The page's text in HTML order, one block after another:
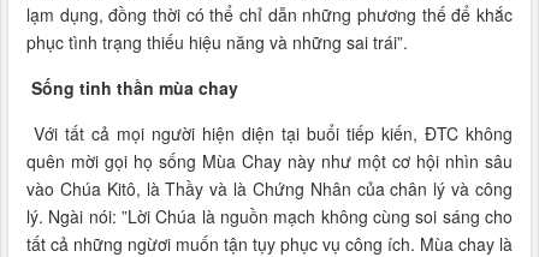
lạm dụng, đồng thời có thể chỉ dẫn những phương thế để khắc
phục tình trạng thiếu hiệu năng và những sai trái”.
Sống tinh thần mùa chay
Với tất cả mọi người hiện diện tại buổi tiếp kiến, ĐTC không
quên mời gọi họ sống Mùa Chay này như một cơ hội nhìn sâu
vào Chúa Kitô, là Thầy và là Chứng Nhân của chân lý và công
lý. Ngài nói: ”Lời Chúa là nguồn mạch không cùng soi sáng cho
tất cả những ngừơi muốn tận tụy phục vụ công ích. Mùa chay là